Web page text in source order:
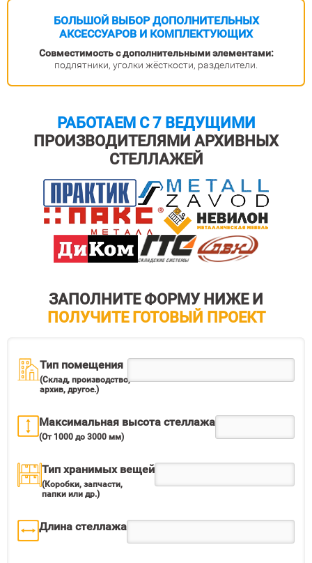
БОЛЬШОЙ ВЫБОРДОПОЛНИТЕЛЬНЫХ
АКСЕССУАРОВ И КОМПЛЕКТУЮЩИХ
Совместимость с дополнительными элементами:
подлятники, уголки жёсткости, разделители.
РАБОТАЕМ С 7 ВЕДУЩИМИ
ПРОИЗВОДИТЕЛЯМИ АРХИВНЫХ
СТЕЛЛАЖЕЙ
ЗАПОЛНИТЕ ФОРМУ НИЖЕ И
ПОЛУЧИТЕ ГОТОВЫЙ ПРОЕКТ
Тип помещения
(Склад, производство,
архив, другое.)
Максимальная высота стеллажа
(От 1000 до 3000 мм)
Тип хранимых вещей
(Коробки, запчасти,
папки или др.)
Длина стеллажа